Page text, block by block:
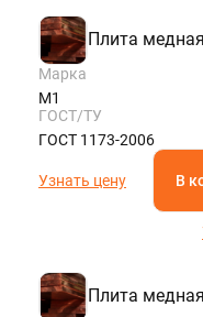
Плита
Марка
М1
ГОСТ/ТУ
ГОСТ 1173-2006
Узнать цену В
Плита